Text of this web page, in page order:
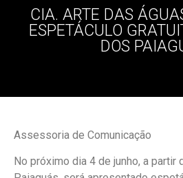
CIA. ARTE DAS
ESPETÁCULO
DOS
Assessoria de Comunicação
No próximo dia 4 de junho, a partir